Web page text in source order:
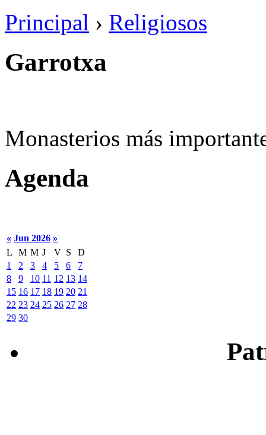
Principal › Religiosos
Garrotxa
Monasterios más
Agenda
« Jun 2026 »
L
M M J V S
D
1
2 3 4 5 6
7
8
9 10 11 12 13 14
15 16 17 18 19 20 21
22 23 24 25 26 27 28
29 30